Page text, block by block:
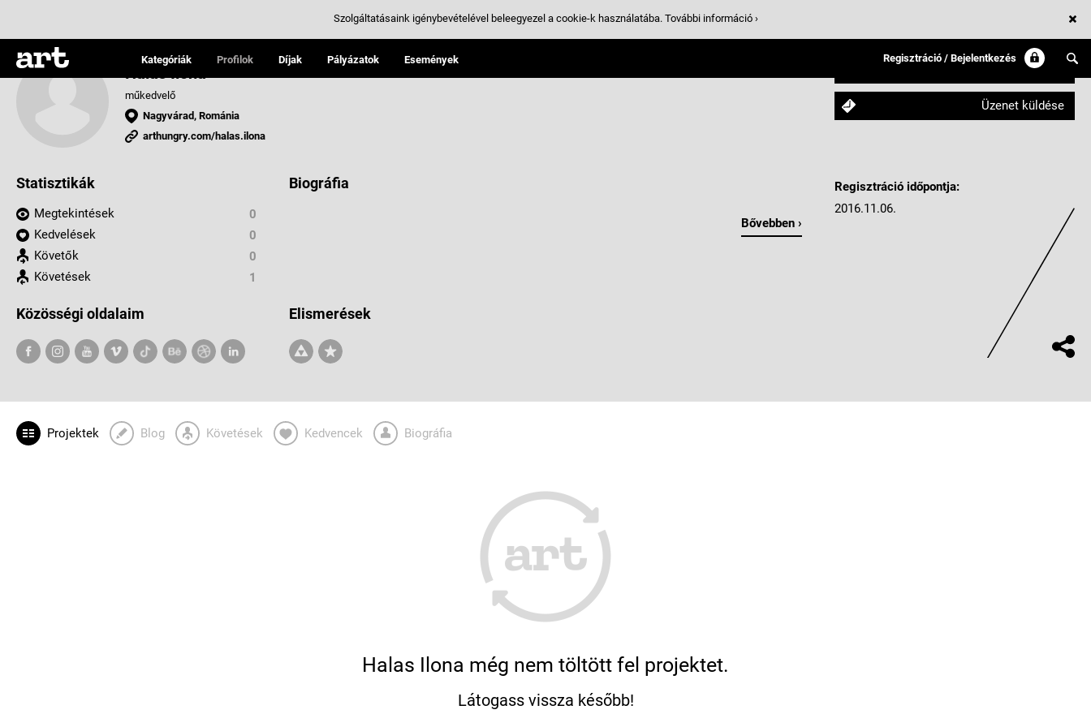
Kategóriák Profilok Díjak Pályázatok Események Regisztráció / Bejelentkezés
Halas Ilona
műkedvelő
Nagyvárad, Románia
arthungry.com/halas.ilona
Követem
Üzenet küldése
Statisztikák
Megtekintések
0
Kedvelések
0
Követők
0
Követések
1
Biográfia
Bővebben ›
Közösségi oldalaim Elismerések
Regisztráció időpontja:
2016.11.06.
Projektek Blog Követések Kedvencek Biográfia
Halas Ilona még nem töltött fel projektet.
Látogass vissza később!
Szolgáltatásaink igénybevételével beleegyezel a cookie-k használatába. További információ ›